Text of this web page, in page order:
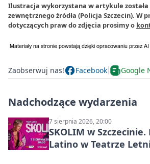
Ilustracja wykorzystana w artykule została
zewnętrznego źródła (Policja Szczecin). W
dotyczących praw do zdjęcia prosimy o
Zaobserwuj nas! Facebook Google
Nadchodzące wydarzenia
7 sierpnia 2026, 20:00
SKOLIM w
Latino w Teatrze